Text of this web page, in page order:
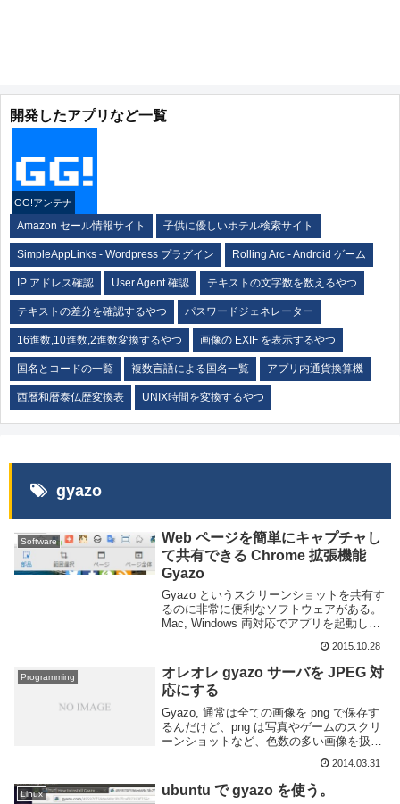
開発したアプリなど一覧
GG!アンテナ
Amazon セール情報サイト 子供に優しいホテル検索サイト
SimpleAppLinks - Wordpress プラグイン Rolling Arc - Android ゲーム
IP アドレス確認 User Agent 確認 テキストの文字数を数えるやつ
テキストの差分を確認するやつ パスワードジェネレーター
16進数,10進数,2進数変換するやつ 画像の EXIF を表示するやつ
国名とコードの一覧 複数言語による国名一覧 アプリ内通貨換算機
西暦和暦泰仏歴変換表 UNIX時間を変換するやつ
gyazo
Software
Web ページを簡単にキャプチャし
て共有できる Chrome 拡張機能
Gyazo
Gyazo というスクリーンショットを共有す
るのに非常に便利なソフトウェアがある。
Mac, Windows 両対応でアプリを起動して
指定するだけのお手軽共有ソフトだ。デス
クトップ版でも十分に便利ではある...
2015.10.28
Programming
オレオレ gyazo サーバを JPEG 対
応にする
Gyazo, 通常は全ての画像を png で保存す
るんだけど、png は写真やゲームのスクリ
ーンショットなど、色数の多い画像を扱う
た画像の場合には jpeg へ変換する様
upload.cgi を修正し...
2014.03.31
Linux ubuntu で gyazo を使う。